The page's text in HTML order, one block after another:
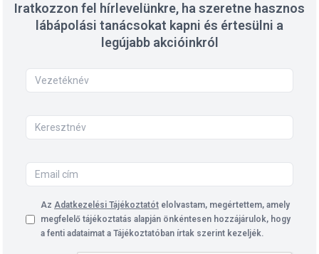
Iratkozzon fel hírlevelünkre, ha szeretne hasznos
lábápolási tanácsokat kapni és értesülni a
legújabb akcióinkról
Az Adatkezelési Tájékoztatót elolvastam, megértettem, amely
megfelelő tájékoztatás alapján önkéntesen hozzájárulok, hogy
a fenti adataimat a Tájékoztatóban írtak szerint kezeljék.